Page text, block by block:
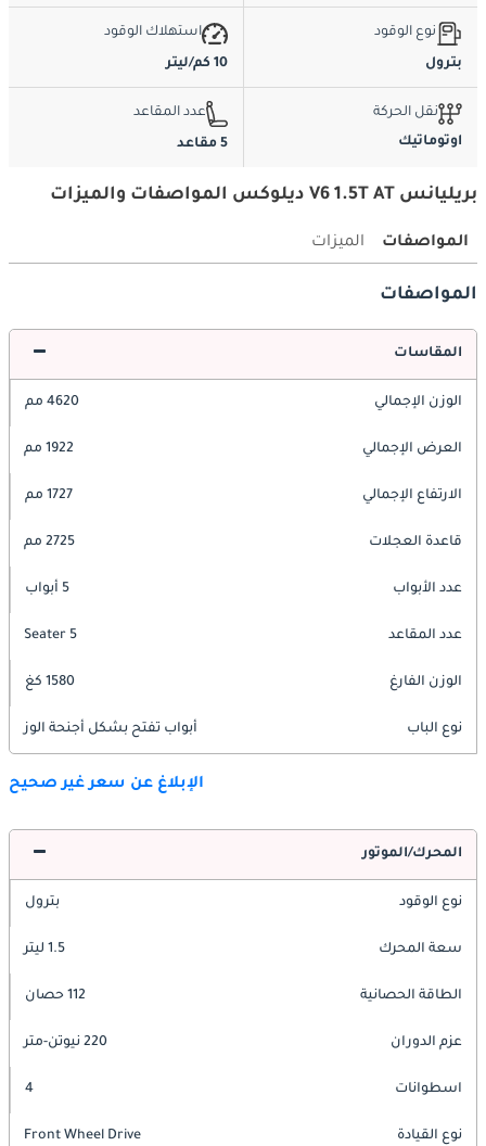
نوع الوقود
بترول
استهلاك الوقود
10 كم/ليتر
نقل الحركة
اوتوماتيك
عدد المقاعد
5 مقاعد
بريليانس V6 1.5T AT ديلوكس المواصفات والميزات
المواصفات الميزات
المواصفات
المقاسات
الوزن الإجمالي 4620 مم
العرض الإجمالي 1922 مم
الارتفاع الإجمالي 1727 مم
قاعدة العجلات 2725 مم
عدد الأبواب 5 أبواب
عدد المقاعد 5 Seater
الوزن الفارغ 1580 كغ
نوع الباب أبواب تفتح بشكل أجنحة الوز
الإبلاغ عن سعر غير صحيح
المحرك/الموتور
نوع الوقود بترول
سعة المحرك 1.5 ليتر
الطاقة الحصانية 112 حصان
عزم الدوران 220 نيوتن-متر
اسطوانات 4
نوع القيادة Front Wheel Drive